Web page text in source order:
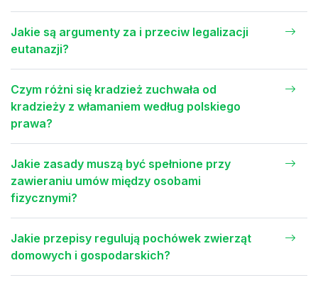
Jakie są argumenty za i przeciw legalizacji
eutanazji?
Czym różni się kradzież zuchwała od
kradzieży z włamaniem według polskiego
prawa?
Jakie zasady muszą być spełnione przy
zawieraniu umów między osobami
fizycznymi?
Jakie przepisy regulują pochówek zwierząt
domowych i gospodarskich?